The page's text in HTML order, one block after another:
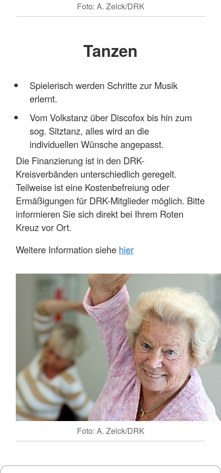
Foto: A. Zelck/DRK
Foto: A. Zelck/DRK
Tanzen
Spielerisch werden Schritte zur Musik
erlernt.
Vom Volkstanz über Discofox bis hin zum
sog. Sitztanz, alles wird an die
individuellen Wünsche angepasst.
Die Finanzierung ist in den DRK-
Kreisverbänden unterschiedlich geregelt.
Teilweise ist eine Kostenbefreiung oder
Ermäßigungen für DRK-Mitglieder möglich. Bitte
informieren Sie sich direkt bei Ihrem Roten
Kreuz vor Ort.
Weitere Information siehe hier